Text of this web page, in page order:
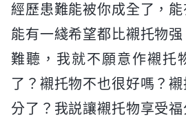
經歷患難能被你成全了，
能有一綫希望都比襯托物
難聽，我就不願意作襯托
了？襯托物不也很好嗎？
分了？我説讓襯托物享受福